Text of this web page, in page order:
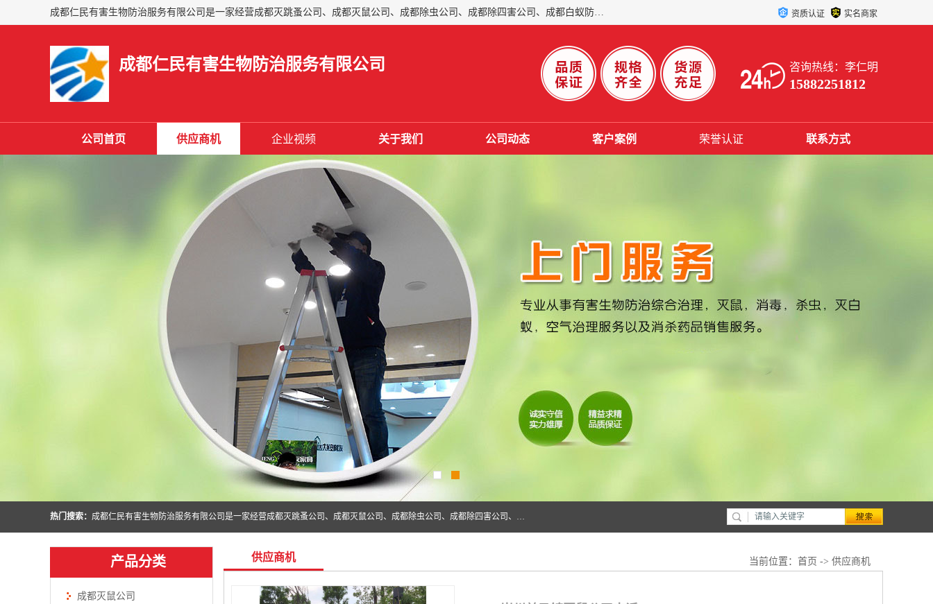
成都仁民有害生物防治服务有限公司是一家经营成都灭跳蚤公司、成都灭鼠公司、成都除虫公司、成都除四害公司、成都白蚁防治公司、成都杀虫公司等。业务覆盖：青白江、郫县、简阳、金堂、乐山、眉山、绵阳、彭州等区域。 由于我们的专业技术和服务态度得到了肯定、 目前公司已经与省内外的多个金 融企业、高端写字楼、星级酒 店、宾馆餐饮企业、学校、制造生产企业、物业小区建立了长期友好的合作关系。 资质认证 实名商家
成都仁民有害生物防治服务有限公司 咨询热线：李仁明
15882251812
公司首页 供应商机 企业视频 关于我们 公司动态 客户案例 荣誉认证 联系方式
热门搜索： 成都仁民有害生物防治服务有限公司是一家经营成都灭跳蚤公司、成都灭鼠公司、成都除虫公司、成都除四害公司、成都白蚁防治公司、成都杀虫公司等。业务覆盖：青白江、郫县、简阳、金堂、乐山、眉山、绵阳、彭州等区域。 由于我们的专业技术和服务态度得到了肯定、 目前公司已经与省内外的多个金 融企业、高端写字楼、星级酒 店、宾馆餐饮企业、学校、制造生产企业、物业小区建立了长期友好的合作关系。
产品分类
成都灭鼠公司
供应商机 当前位置： 首页 -> 供应商机